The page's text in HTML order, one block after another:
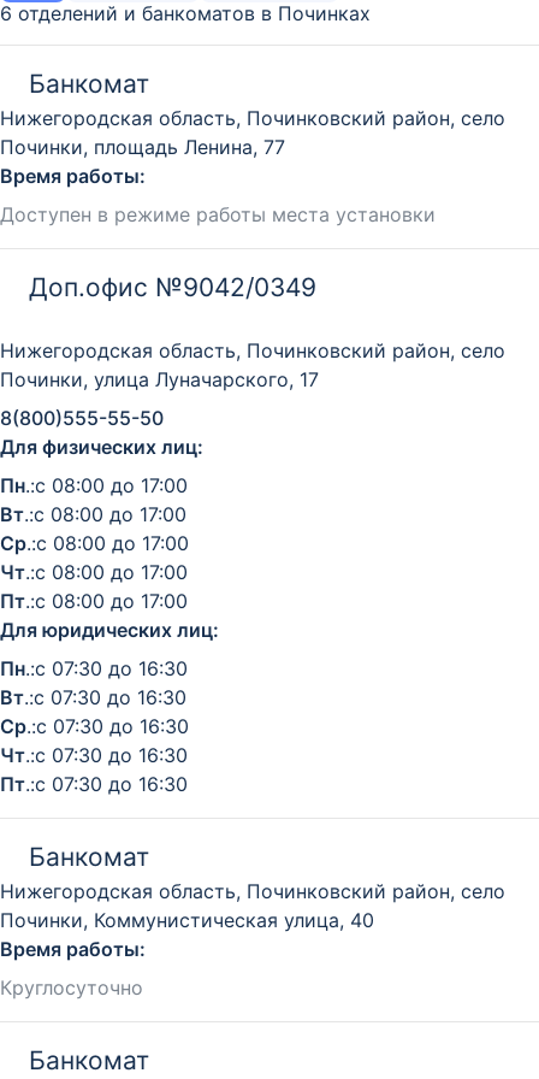
6 отделений и банкоматов в Починках
Банкомат
Нижегородская область, Починковский район, село
Починки, площадь Ленина, 77
Время работы:
Доступен в режиме работы места установки
Доп.офис №9042/0349
Нижегородская область, Починковский район, село
Починки, улица Луначарского, 17
8(800)555-55-50
Для физических лиц:
Пн.:с 08:00 до 17:00
Вт.:с 08:00 до 17:00
Ср.:с 08:00 до 17:00
Чт.:с 08:00 до 17:00
Пт.:с 08:00 до 17:00
Для юридических лиц:
Пн.:с 07:30 до 16:30
Вт.:с 07:30 до 16:30
Ср.:с 07:30 до 16:30
Чт.:с 07:30 до 16:30
Пт.:с 07:30 до 16:30
Банкомат
Нижегородская область, Починковский район, село
Починки, Коммунистическая улица, 40
Время работы:
Круглосуточно
Банкомат